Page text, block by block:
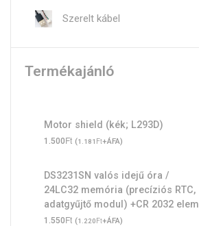
Szerelt kábel
Termékajánló
Motor shield (kék; L293D)
1.500Ft (1.181 Ft+ÁFA)
DS3231SN valós idejű óra /
24LC32 memória (precíziós RTC,
adatgyűjtő modul) +CR 2032 elem
1.550Ft (1.220Ft+ÁFA)